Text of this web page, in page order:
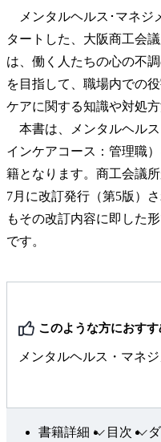
メンタルヘルス･マネジ
タートした、大阪商工会
は、働く人たちの心の不
を目指して、職場内での
ケアに関する知識や対処
本書は、メンタルヘル
インケアコース：管理職
籍となります。商工会議
7月に改訂発行（第5版）
もその改訂内容に即した
です。
このような方におすす
メンタルヘルス・マネ
書籍詳細 目次